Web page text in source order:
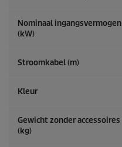
Nominaal ingangsvermogen
(kW)
Stroomkabel (m)
Kleur
Gewicht zonder accessoires
(kg)